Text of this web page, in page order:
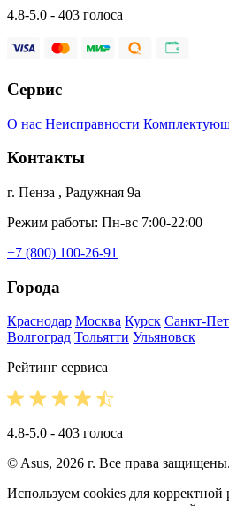
4.8-5.0 - 403 голоса
Сервис
О нас Неисправности
Контакты
г. Пенза , Радужная 9а
Режим работы: Пн-вс 7:00-22:00
+7 (800) 100-26-91
Города
Краснодар Москва Курск Санкт-
Волгоград Тольятти Ульяновск
Рейтинг сервиса
4.8-5.0 - 403 голоса
© Asus, 2026 г. Все права защищены.
Используем cookies для корректной